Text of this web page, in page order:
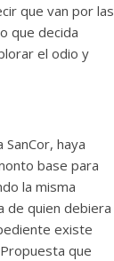
que van por las
que decida
el odio y
haya
base para
la misma
de quien debiera
existe
que